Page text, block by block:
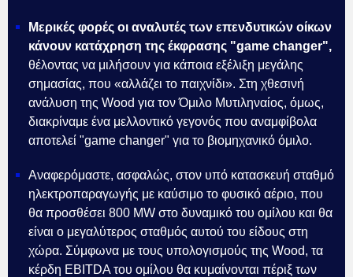
Μερικές φορές οι αναλυτές των επενδυτικών οίκων
κάνουν κατάχρηση της έκφρασης "game changer",
θέλοντας να μιλήσουν για κάποια εξέλιξη μεγάλης
σημασίας, που «αλλάζει το παιχνίδι». Στη χθεσινή
ανάλυση της Wood για τον Όμιλο Μυτιληναίος, όμως,
διακρίναμε ένα μελλοντικό γεγονός που αναμφίβολα
αποτελεί "game changer" για το βιομηχανικό όμιλο.
Αναφερόμαστε, ασφαλώς, στον υπό κατασκευή σταθμό
ηλεκτροπαραγωγής με καύσιμο το φυσικό αέριο, που
θα προσθέσει 800 MW στο δυναμικό του ομίλου και θα
είναι ο μεγαλύτερος σταθμός αυτού του είδους στη
χώρα. Σύμφωνα με τους υπολογισμούς της Wood, τα
κέρδη EBITDA του ομίλου θα κυμαίνονται πέριξ των